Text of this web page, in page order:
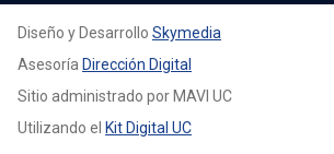
Diseño y Desarrollo Skymedia
Asesoría Dirección Digital
Sitio administrado por MAVI UC
Utilizando el Kit Digital UC